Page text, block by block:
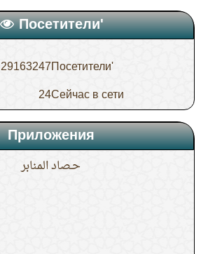
Посетители'
Посетители'
29163247
Сейчас в сети
24
Приложения
حـصاد المنابر